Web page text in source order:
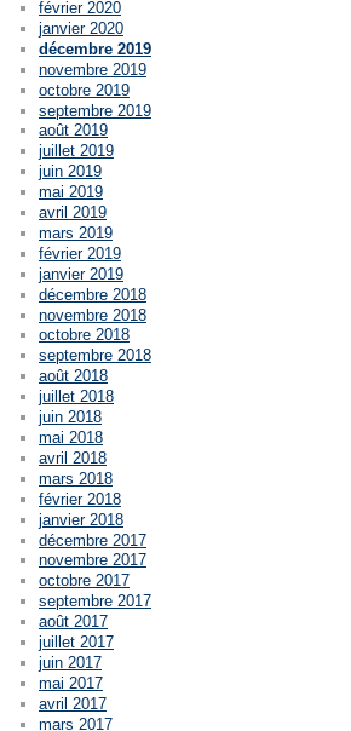
février 2020
janvier 2020
décembre 2019
novembre 2019
octobre 2019
septembre 2019
août 2019
juillet 2019
juin 2019
mai 2019
avril 2019
mars 2019
février 2019
janvier 2019
décembre 2018
novembre 2018
octobre 2018
septembre 2018
août 2018
juillet 2018
juin 2018
mai 2018
avril 2018
mars 2018
février 2018
janvier 2018
décembre 2017
novembre 2017
octobre 2017
septembre 2017
août 2017
juillet 2017
juin 2017
mai 2017
avril 2017
mars 2017